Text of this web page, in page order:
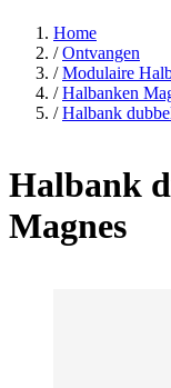
Home
/ Ontvangen
/ Modulaire
/ Halbanken
/ Halbank
Halbank
Magnes